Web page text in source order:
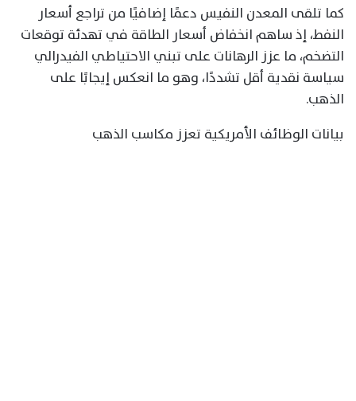
كما تلقى المعدن النفيس دعمًا إضافيًا من تراجع أسعار
النفط، إذ ساهم انخفاض أسعار الطاقة في تهدئة توقعات
التضخم، ما عزز الرهانات على تبني الاحتياطي الفيدرالي
سياسة نقدية أقل تشددًا، وهو ما انعكس إيجابًا على
الذهب.
بيانات الوظائف الأمريكية تعزز مكاسب الذهب